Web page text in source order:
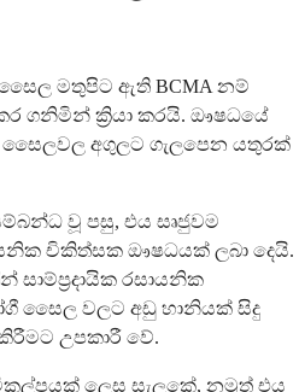
මතුපිට ඇති BCMA නම්
ගනිමින් ක්‍රියා කරයි. ඖෂධයේ
සෛලවල අගුලට ගැලපෙන යතුරක්
වූ පසු, එය සෘජුවම
චිකිත්සක ඖෂධයක් ලබා දෙයි.
සාම්ප්‍රදායික රසායනික
සෛල වලට අඩු හානියක් සිදු
උපකාරී වේ.
ලෙස සැලකේ, නමුත් එය